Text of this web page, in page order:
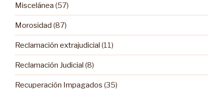
Miscelánea (57)
Morosidad (87)
Reclamación extrajudicial (11)
Reclamación Judicial (8)
Recuperación Impagados (35)